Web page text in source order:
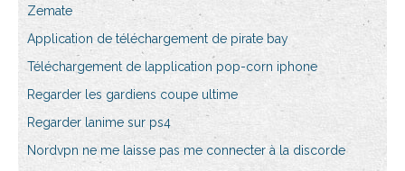
Zemate
Application de téléchargement de pirate bay
Téléchargement de lapplication pop-corn iphone
Regarder les gardiens coupe ultime
Regarder lanime sur ps4
Nordvpn ne me laisse pas me connecter à la discorde